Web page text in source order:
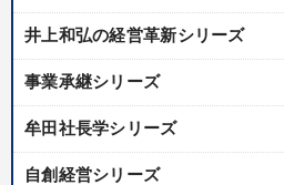
井上和弘の経営革新シリーズ
事業承継シリーズ
牟田社長学シリーズ
自創経営シリーズ